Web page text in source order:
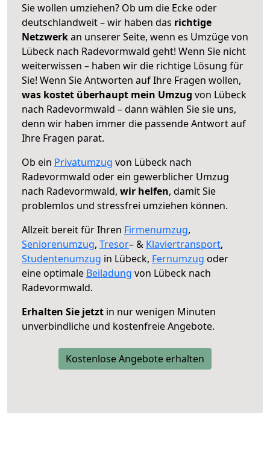
Sie wollen umziehen? Ob um die Ecke oder
deutschlandweit – wir haben das richtige
Netzwerkan unserer Seite, wenn es Umzüge von
Lübeck nach Radevormwald geht! Wenn Sie nicht
weiterwissen – haben wir die richtige Lösung für
Sie! Wenn Sie Antworten auf Ihre Fragen wollen,
was kostet überhaupt mein Umzug von Lübeck
nach Radevormwald – dann wählen Sie sie uns,
denn wir haben immer die passende Antwort auf
Ihre Fragen parat.
Ob ein Privatumzug von Lübeck nach
Radevormwald oder ein gewerblicher Umzug
nach Radevormwald, wir helfen, damit Sie
problemlos und stressfrei umziehen können.
Allzeit bereit für Ihren Firmenumzug,
Seniorenumzug, Tresor– & Klaviertransport,
Studentenumzug in Lübeck, Fernumzug oder
eine optimale Beiladung von Lübeck nach
Radevormwald.
Erhalten Sie jetzt in nur wenigen Minuten
unverbindliche und kostenfreie Angebote.
Kostenlose Angebote erhalten